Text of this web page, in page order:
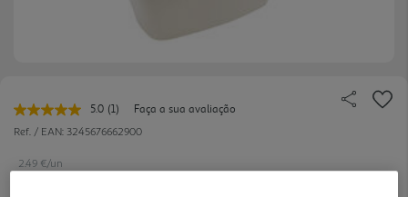
5.0 Leu
uma
para
(1)
Faça a sua avaliação
Ref. / EAN: 3245676662900
2.49 €/un